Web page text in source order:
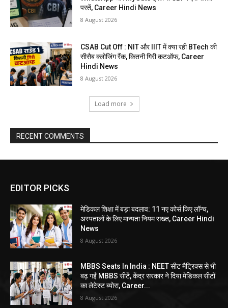
परतें, Career Hindi News
8 August 2026
CSAB Cut Off : NIT और IIIT में क्या रही BTech की
सीसैब क्लोजिंग रैंक, कितनी गिरी कटऑफ, Career
Hindi News
8 August 2026
Load more
RECENT COMMENTS
EDITOR PICKS
मेडिकल शिक्षा में बड़ा बदलाव: 11 नए कोर्स किए लॉन्च,
अस्पतालों के लिए मान्यता नियम सख्त, Career Hindi
News
8 August 2026
MBBS Seats In India : NEET सीट मैट्रिक्स से भी
बढ़ गईं MBBS सीटें, केंद्र सरकार ने दिया मेडिकल सीटों
का लेटेस्ट ब्योरा, Career...
8 August 2026